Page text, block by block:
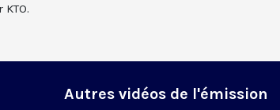
Autres vidéos de l'émission